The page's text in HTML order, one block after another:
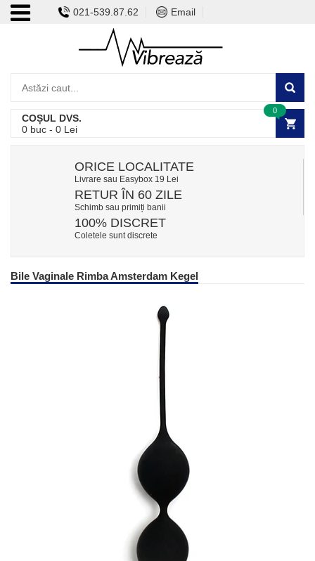
021-539.87.62 Email
COȘUL DVS.
0 buc - 0 Lei
0
ORICE LOCALITATE
Livrare sau Easybox 19 Lei
RETUR ÎN 60 ZILE
Schimb sau primiți banii
100% DISCRET
Coletele sunt discrete
Bile Vaginale Rimba Amsterdam Kegel